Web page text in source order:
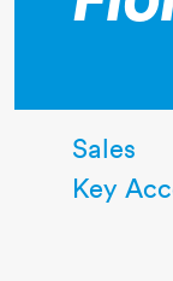
Sales
Key